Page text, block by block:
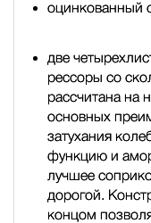
оцинкованный
две
рессоры со
рассчитана на
основных
затухания
функцию и
лучшее
дорогой.
концом